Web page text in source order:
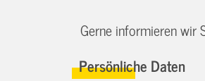
Gerne informieren wir
Persönliche Daten